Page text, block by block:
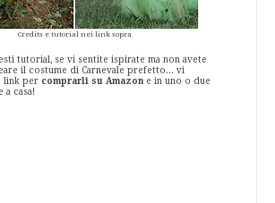
Credits e tutorial nei link sopra
tutorial, se vi sentite ispirate ma non avete
il costume di Carnevale prefetto... vi
link per comprarli su Amazon e in uno o due
a casa!